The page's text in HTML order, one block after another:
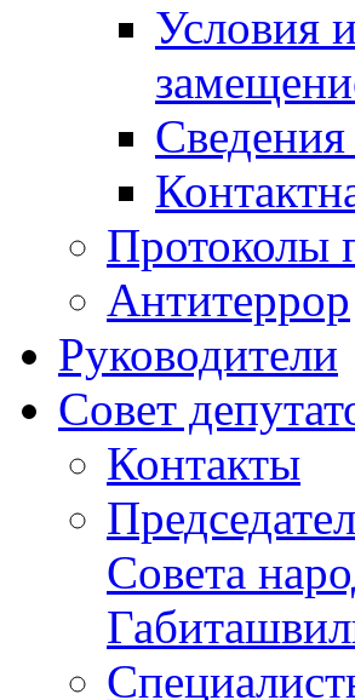
Условия
Протоколы
Антитеррор
Руководители
Совет
Контакты
Совета